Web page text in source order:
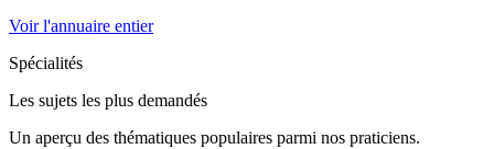
Voir l'annuaire entier
Spécialités
Les sujets les plus demandés
Un aperçu des thématiques populaires parmi nos praticiens.